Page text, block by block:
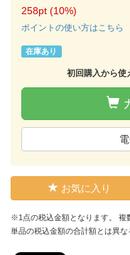
258pt (10%)
ポイントの使い方はこちら
在庫あり
初回購入から使
お気に入り
※1点の税込金額となります。 複
単品の税込金額の合計額とは異